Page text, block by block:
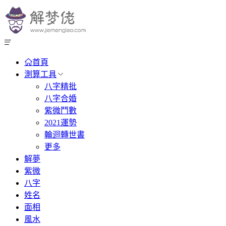
首頁
測算工具
八字精批
八字合婚
紫微鬥數
2021運勢
輪迴轉世書
更多
解夢
紫微
八字
姓名
面相
風水